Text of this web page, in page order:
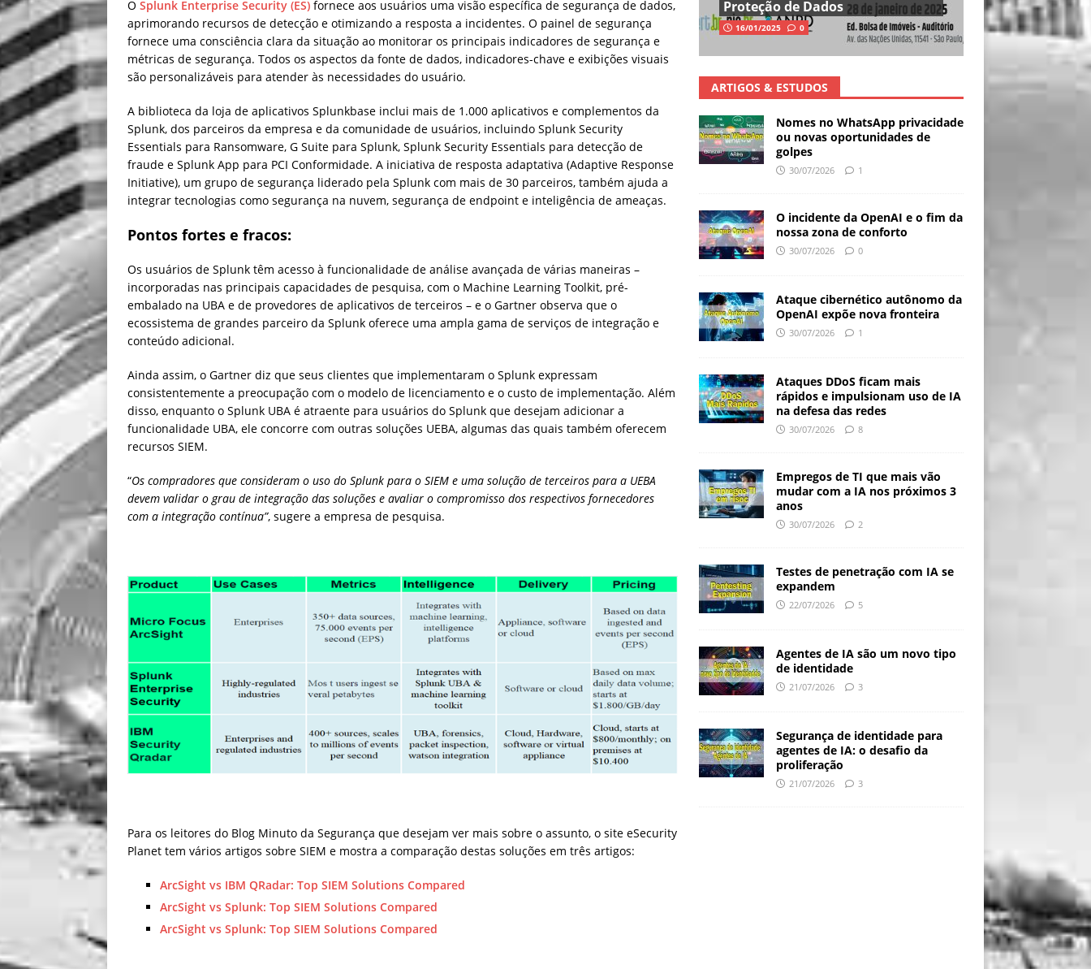
O Splunk Enterprise Security (ES) fornece aos usuários uma visão específica de segurança de dados,
aprimorando recursos de detecção e otimizando a resposta a incidentes. O painel de segurança
fornece uma consciência clara da situação ao monitorar os principais indicadores de segurança e
métricas de segurança. Todos os aspectos da fonte de dados, indicadores-chave e exibições visuais
são personalizáveis para atender às necessidades do usuário.
A biblioteca da loja de aplicativos Splunkbase inclui mais de 1.000 aplicativos e complementos da
Splunk, dos parceiros da empresa e da comunidade de usuários, incluindo Splunk Security
Essentials para Ransomware, G Suite para Splunk, Splunk Security Essentials para detecção de
fraude e Splunk App para PCI Conformidade. A iniciativa de resposta adaptativa (Adaptive Response
Initiative), um grupo de segurança liderado pela Splunk com mais de 30 parceiros, também ajuda a
integrar tecnologias como segurança na nuvem, segurança de endpoint e inteligência de ameaças.
Pontos fortes e fracos:
Os usuários de Splunk têm acesso à funcionalidade de análise avançada de várias maneiras –
incorporadas nas principais capacidades de pesquisa, com o Machine Learning Toolkit, pré-
embalado na UBA e de provedores de aplicativos de terceiros – e o Gartner observa que o
ecossistema de grandes parceiro da Splunk oferece uma ampla gama de serviços de integração e
conteúdo adicional.
Ainda assim, o Gartner diz que seus clientes que implementaram o Splunk expressam
consistentemente a preocupação com o modelo de licenciamento e o custo de implementação. Além
disso, enquanto o Splunk UBA é atraente para usuários do Splunk que desejam adicionar a
funcionalidade UBA, ele concorre com outras soluções UEBA, algumas das quais também oferecem
recursos SIEM.
“Os compradores que consideram o uso do Splunk para o SIEM e uma solução de terceiros para a UEBA
devem validar o grau de integração das soluções e avaliar o compromisso dos respectivos fornecedores
com a integração contínua”, sugere a empresa de pesquisa.
Para os leitores do Blog Minuto da Segurança que desejam ver mais sobre o assunto, o site eSecurity
Planet tem vários artigos sobre SIEM e mostra a comparação destas soluções em três artigos:
ArcSight vs IBM QRadar: Top SIEM Solutions Compared
ArcSight vs Splunk: Top SIEM Solutions Compared
ArcSight vs Splunk: Top SIEM Solutions Compared
Proteção de Dados
16/01/2025 0
ARTIGOS & ESTUDOS
Nomes no WhatsApp privacidade
ou novas oportunidades de
golpes
30/07/2026 1
O incidente da OpenAI e o fim da
nossa zona de conforto
30/07/2026 0
Ataque cibernético autônomo da
OpenAI expõe nova fronteira
30/07/2026 1
Ataques DDoS ficam mais
rápidos e impulsionam uso de IA
na defesa das redes
30/07/2026 8
Empregos de TI que mais vão
mudar com a IA nos próximos 3
anos
30/07/2026 2
Testes de penetração com IA se
expandem
22/07/2026 5
Agentes de IA são um novo tipo
de identidade
21/07/2026 3
Segurança de identidade para
agentes de IA: o desafio da
proliferação
21/07/2026 3